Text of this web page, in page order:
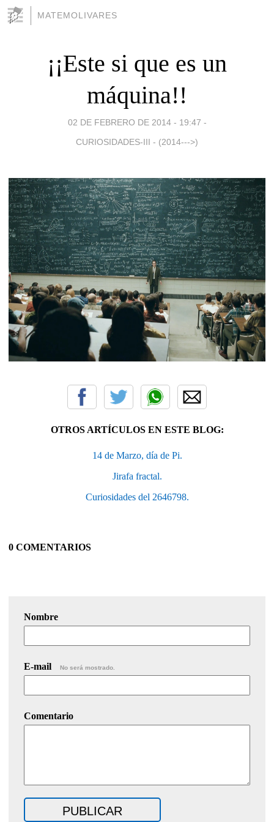
MATEMOLIVARES
¡¡Este si que es un
máquina!!
02 DE FEBRERO DE 2014 - 19:47 -
CURIOSIDADES-III - (2014--->)
OTROS ARTÍCULOS EN ESTE BLOG:
14 de Marzo, día de Pi.
Jirafa fractal.
Curiosidades del 2646798.
0 COMENTARIOS
Nombre
E-mail No será mostrado.
Comentario